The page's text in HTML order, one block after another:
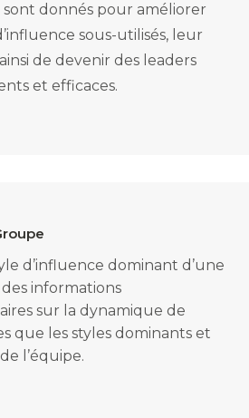
sont donnés pour améliorer
sous-utilisés, leur
de devenir des leaders
et efficaces.
d’influence dominant d’une
informations
sur la dynamique de
que les styles dominants et
l’équipe.